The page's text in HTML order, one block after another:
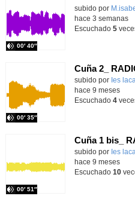
Contenido
subido por
00′ 40″
hace 3 semanas
Escuchado 5
Cuña 2_
Contenido
subido por Ies
00′ 35″
hace 9 meses
Escuchado 4
Contenido
subido por Ies
00′ 51″
hace 9 meses
Escuchado 10